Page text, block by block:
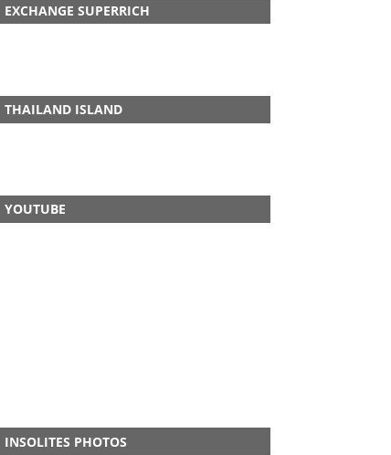
EXCHANGE SUPERRICH
THAILAND ISLAND
YOUTUBE
INSOLITES PHOTOS